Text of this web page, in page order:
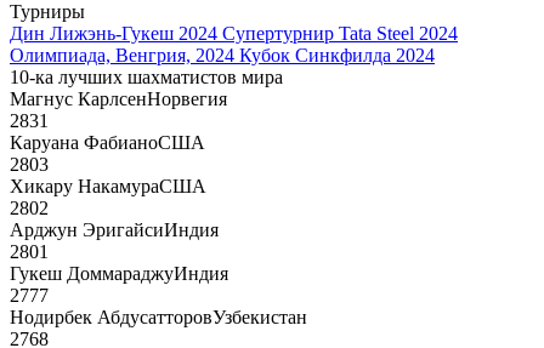
Турниры
Дин Лижэнь-Гукеш 2024 Супертурнир Tata Steel 2024
Олимпиада, Венгрия, 2024 Кубок Синкфилда 2024
10-ка лучших шахматистов мира
Магнус КарлсенНорвегия
2831
Каруана ФабианоСША
2803
Хикару НакамураСША
2802
Арджун ЭригайсиИндия
2801
Гукеш ДоммараджуИндия
2777
Нодирбек АбдусатторовУзбекистан
2768